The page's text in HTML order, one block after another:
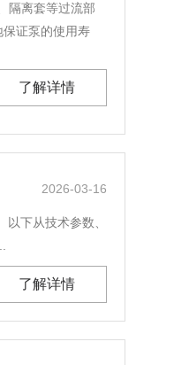
隔离套等过流部
证泵的使用寿
了解详情
2026-03-16
下从技术参数、
了解详情